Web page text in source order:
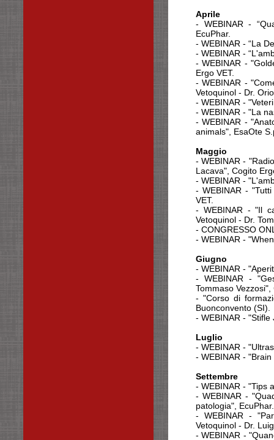
Aprile
- WEBINAR -
EcuPhar.
- WEBINAR - “La
- WEBINAR -
- WEBINAR -
Ergo VET.
- WEBINAR -
Vetoquinol - Dr.
- WEBINAR -
- WEBINAR - "La
- WEBINAR -
animals", EsaOte
Maggio
- WEBINAR -
Lacava", Cogito
- WEBINAR -
- WEBINAR -
VET.
- WEBINAR - "Il
Vetoquinol - Dr.
- CONGRESSO
- WEBINAR -
Giugno
- WEBINAR -
- WEBINAR -
Tommaso
- "Corso di
Buonconvento (SI).
- WEBINAR -
Luglio
- WEBINAR -
- WEBINAR -
Settembre
- WEBINAR - "Tips
- WEBINAR -
patologia", EcuPhar.
- WEBINAR -
Vetoquinol - Dr.
- WEBINAR -